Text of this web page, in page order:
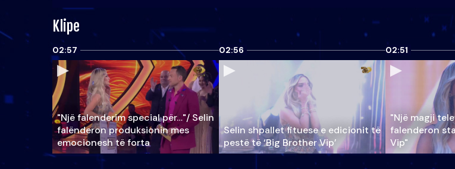
Klipe
02:57
"Një falenderim special për…"/ Selin
falënderon produksionin mes
emocionesh të forta
02:56
Selin shpallet fituese e edicionit të
pestë të ‘Big Brother Vip’
02:51
"Një magji
falenderon
Vip"